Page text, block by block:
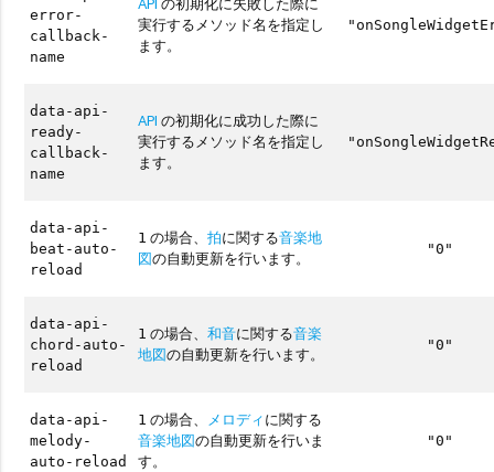
error-
callback-
name
実行するメソッド名を指定し
ます。
data-api-
ready-
callback-
name
API の初期化に成功した際に
実行するメソッド名を指定し
ます。
data-api-
beat-auto-
reload
1 の場合、拍に関する音楽地
図の自動更新を行います。
"0"
data-api-
chord-auto-
reload
1 の場合、和音に関する音楽
地図の自動更新を行います。
"0"
data-api-
melody-
auto-reload
1 の場合、 メロディに関する
音楽地図の自動更新を行いま
す。
"0"